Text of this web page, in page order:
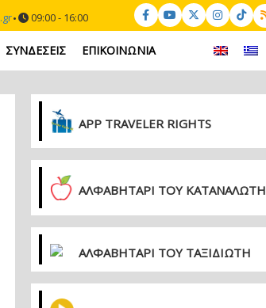
09:00 - 16:00
ΣΥΝΔΕΣΕΙΣ ΕΠΙΚΟΙΝΩΝΙΑ
APP TRAVELER RIGHTS
ΑΛΦΑΒΗΤΑΡΙ ΤΟΥ ΚΑΤΑΝΑΛΩΤΗ
ΑΛΦΑΒΗΤΑΡΙ ΤΟΥ ΤΑΞΙΔΙΩΤΗ